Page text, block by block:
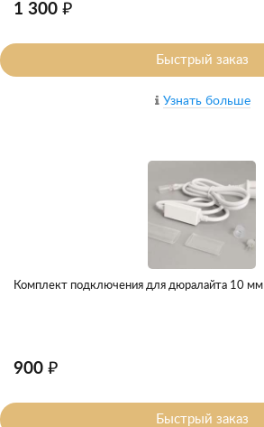
1 300 ₽
Быстрый заказ
Узнать больше
Комплект подключения для дюралайта 10 мм
900 ₽
Быстрый заказ